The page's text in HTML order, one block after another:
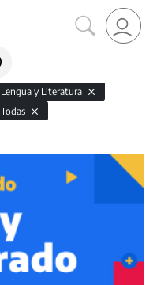
Lengua y Literatura
Todas